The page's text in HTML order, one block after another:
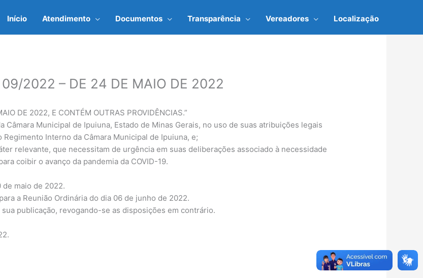
Início Atendimento Documentos Transparência Vereadores Localização
09/2022 – DE 24 DE MAIO DE 2022
DE 2022, E CONTÉM OUTRAS PROVIDÊNCIAS.”
Câmara Municipal de Ipuiuna, Estado de Minas Gerais, no uso de suas atribuições legais
Interno da Câmara Municipal de Ipuiuna, e;
relevante, que necessitam de urgência em suas deliberações associado à necessidade
coibir o avanço da pandemia da COVID-19.
de maio de 2022.
a Reunião Ordinária do dia 06 de junho de 2022.
publicação, revogando-se as disposições em contrário.